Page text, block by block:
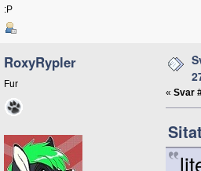
:P
RoxyRypler
Fur
« Svar